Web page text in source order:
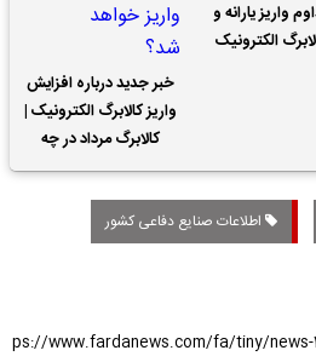
واریز یارانه و
الکترونیک
خبر جدید درباره افزایش
واریز کالابرگ الکترونیک |
کالابرگ مرداد در چه
تاریخی واریز خواهد شد؟
اطلاعات صنایع دفاعی کشور